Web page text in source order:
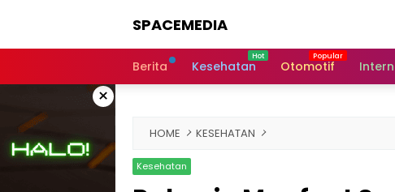
SPACEMEDIA
Berita Kesehatan Otomotif
×
HOME KESEHATAN
Kesehatan